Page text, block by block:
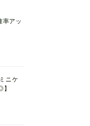
率アッ
ニケ